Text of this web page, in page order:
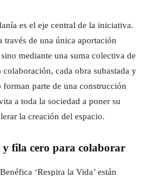
es el eje central de la iniciativa.
de una única aportación
mediante una suma colectiva de
colaboración, cada obra subastada y
parte de una construcción
a toda la sociedad a poner su
la creación del espacio.
fila cero para colaborar
‘Respira la Vida’ están